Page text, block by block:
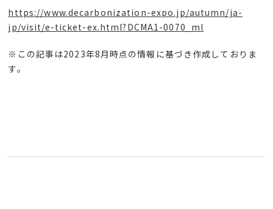
https://www.decarbonization-expo.jp/autumn/ja-
jp/visit/e-ticket-ex.html?DCMA1-0070_ml
※この記事は2023年8月時点の情報に基づき作成しておりま
す。